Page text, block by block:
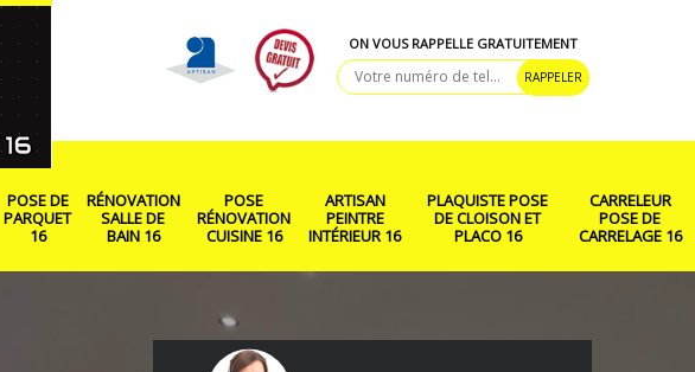
ON VOUS RAPPELLE GRATUITEMENT
POSE DE
PARQUET
16
RÉNOVATION
SALLE DE
BAIN 16
POSE
RÉNOVATION
CUISINE 16
ARTISAN
PEINTRE
INTÉRIEUR 16
PLAQUISTE POSE
DE CLOISON ET
PLACO 16
CARRELEUR
POSE DE
CARRELAGE 16